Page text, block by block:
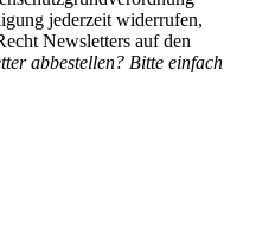
jederzeit widerrufen,
Newsletters auf den
abbestellen? Bitte einfach